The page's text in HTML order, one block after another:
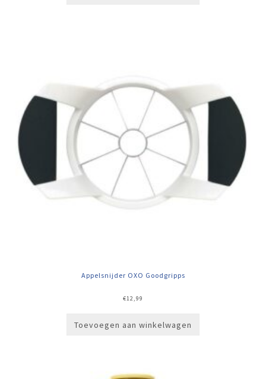
Appelsnijder OXO Goodgripps
€12,99
Toevoegen aan winkelwagen